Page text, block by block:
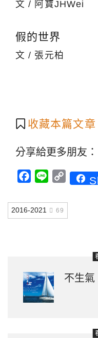
文 / 阿寶JHWei
假的世界
文 / 張元柏
收藏本篇文章
分享給更多朋友：
Facebook
Line Copy
2016-2021 69
不生氣